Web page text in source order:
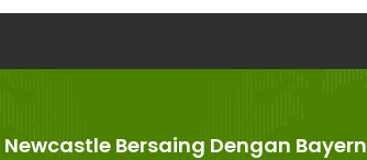
Newcastle Bersaing Dengan Bayern